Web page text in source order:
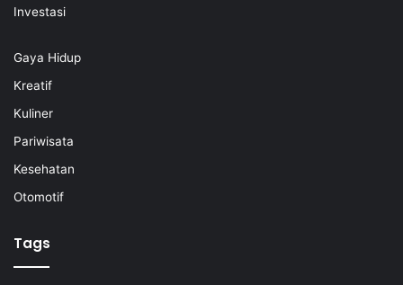
Investasi
Gaya Hidup
Kreatif
Kuliner
Pariwisata
Kesehatan
Otomotif
Tags